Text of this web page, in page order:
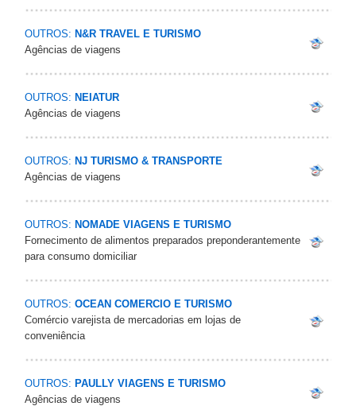
OUTROS: N&R TRAVEL E TURISMO
Agências de viagens
OUTROS: NEIATUR
Agências de viagens
OUTROS: NJ TURISMO & TRANSPORTE
Agências de viagens
OUTROS: NOMADE VIAGENS E TURISMO
Fornecimento de alimentos preparados preponderantemente
para consumo domiciliar
OUTROS: OCEAN COMERCIO E TURISMO
Comércio varejista de mercadorias em lojas de
conveniência
OUTROS: PAULLY VIAGENS E TURISMO
Agências de viagens